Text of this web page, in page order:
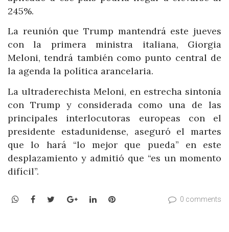
245%.
La reunión que Trump mantendrá este jueves
con la primera ministra italiana, Giorgia
Meloni, tendrá también como punto central de
la agenda la política arancelaria.
La ultraderechista Meloni, en estrecha sintonía
con Trump y considerada como una de las
principales interlocutoras europeas con el
presidente estadunidense, aseguró el martes
que lo hará “lo mejor que pueda” en este
desplazamiento y admitió que “es un momento
difícil”.
WhatsApp
Facebook
TwitterGoogle+LinkedInPinterest 0 comments